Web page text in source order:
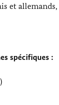
allemands,
spécifiques :